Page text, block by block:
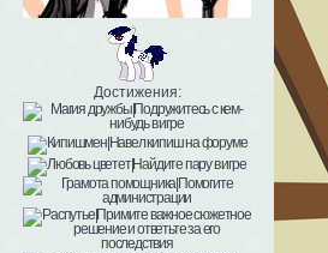
Достижения: